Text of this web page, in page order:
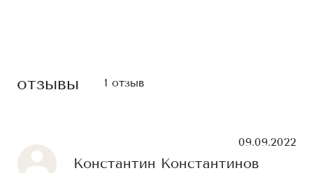
отзывы 1 отзыв
Константин Константинов
09.09.2022